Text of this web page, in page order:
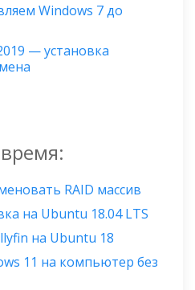
Windows 7 до
— установка
RAID массив
на Ubuntu 18.04 LTS
на Ubuntu 18
11 на компьютер без